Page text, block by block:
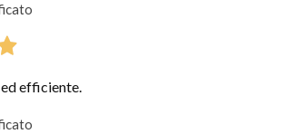
efficiente.